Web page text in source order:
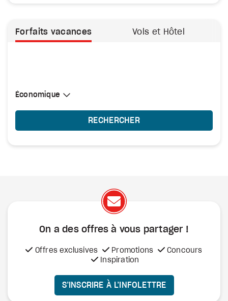
Forfaits vacances Vols et Hôtel
Sélectionner une cabine
Économique
Économique
RECHERCHER
On a des offres à vous partager !
Offres exclusives Promotions
Concours
Inspiration
S’INSCRIRE À L’INFOLETTRE